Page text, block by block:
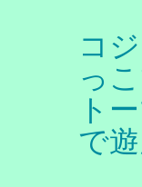
コ
っ
ト
で遊